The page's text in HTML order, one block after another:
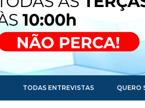
TODAS ENTREVISTAS QUERO